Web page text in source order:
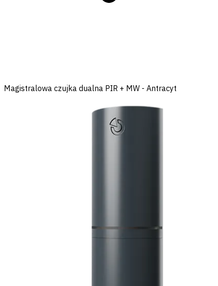
Magistralowa czujka dualna PIR + MW - Antracyt